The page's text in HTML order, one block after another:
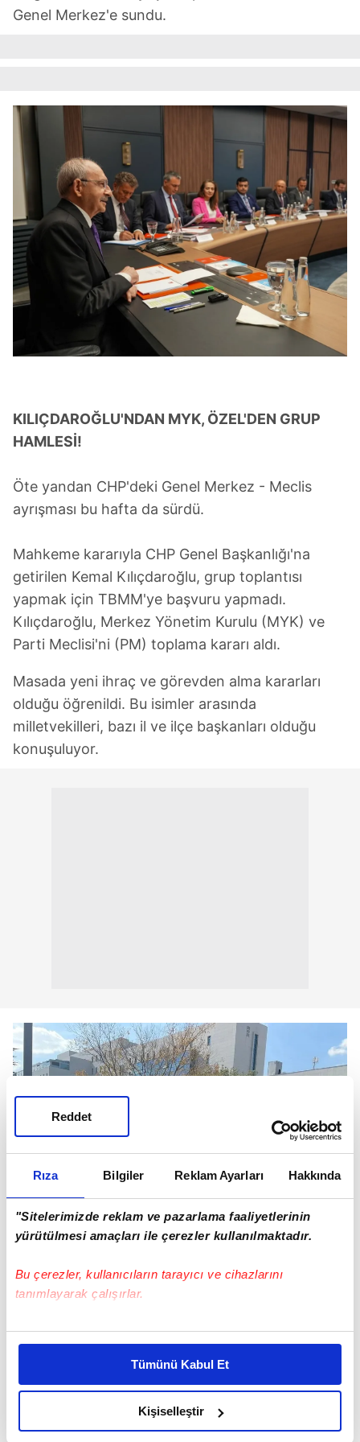
Rıza Bilgiler Reklam Ayarları Hakkında
"Sitelerimizde reklam ve pazarlama faaliyetlerinin
yürütülmesi amaçları ile çerezler kullanılmaktadır.
Bu çerezler, kullanıcıların tarayıcı ve cihazlarını
tanımlayarak çalışırlar.
Bu çerezlere izin vermeniz halinde sizlere özel
daha iyi reklam deneyimi yaşatabiliriz. Bunu yaparken
amacımızın size daha iyi bir reklam deneyimi sunmak
olduğunu ve sizlere en iyi içerikleri sunabilmek adına
elimizden gelen çabayı gösterdiğimizi ve bu noktada,
Tümünü Kabul Et
Kişiselleştir
Reddet
Genel Merkez'e sundu.
KILIÇDAROĞLU'NDAN MYK, ÖZEL'DEN GRUP
HAMLESİ!
Öte yandan CHP'deki Genel Merkez - Meclis
ayrışması bu hafta da sürdü.
Mahkeme kararıyla CHP Genel Başkanlığı'na
getirilen Kemal Kılıçdaroğlu, grup toplantısı
yapmak için TBMM'ye başvuru yapmadı.
Kılıçdaroğlu, Merkez Yönetim Kurulu (MYK) ve
Parti Meclisi'ni (PM) toplama kararı aldı.
Masada yeni ihraç ve görevden alma kararları
olduğu öğrenildi. Bu isimler arasında
milletvekilleri, bazı il ve ilçe başkanları olduğu
konuşuluyor.
BEKER, DİKBAYIR VE ENGİNYURT'A İHRAÇ